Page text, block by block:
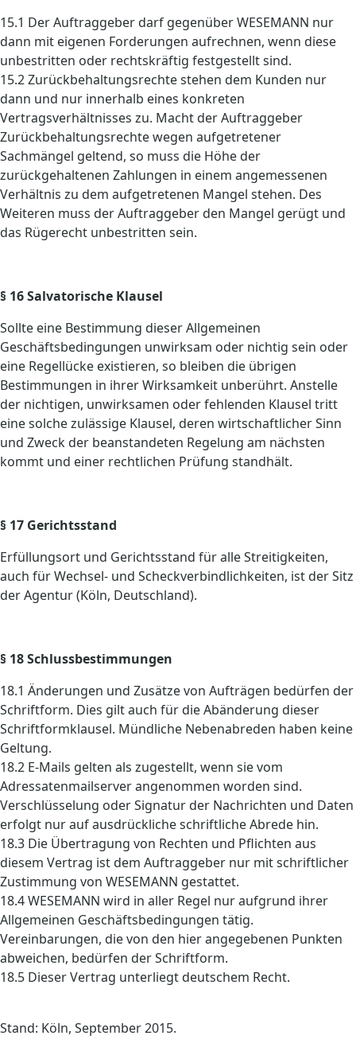
15.1 Der Auftraggeber darf gegenüber WESEMANN nur
dann mit eigenen Forderungen aufrechnen, wenn diese
unbestritten oder rechtskräftig festgestellt sind.
15.2 Zurückbehaltungsrechte stehen dem Kunden nur
dann und nur innerhalb eines konkreten
Vertragsverhältnisses zu. Macht der Auftraggeber
Zurückbehaltungsrechte wegen aufgetretener
Sachmängel geltend, so muss die Höhe der
zurückgehaltenen Zahlungen in einem angemessenen
Verhältnis zu dem aufgetretenen Mangel stehen. Des
Weiteren muss der Auftraggeber den Mangel gerügt und
das Rügerecht unbestritten sein.
§ 16 Salvatorische Klausel
Sollte eine Bestimmung dieser Allgemeinen
Geschäftsbedingungen unwirksam oder nichtig sein oder
eine Regellücke existieren, so bleiben die übrigen
Bestimmungen in ihrer Wirksamkeit unberührt. Anstelle
der nichtigen, unwirksamen oder fehlenden Klausel tritt
eine solche zulässige Klausel, deren wirtschaftlicher Sinn
und Zweck der beanstandeten Regelung am nächsten
kommt und einer rechtlichen Prüfung standhält.
§ 17 Gerichtsstand
Erfüllungsort und Gerichtsstand für alle Streitigkeiten,
auch für Wechsel- und Scheckverbindlichkeiten, ist der Sitz
der Agentur (Köln, Deutschland).
§ 18 Schlussbestimmungen
18.1 Änderungen und Zusätze von Aufträgen bedürfen der
Schriftform. Dies gilt auch für die Abänderung dieser
Schriftformklausel. Mündliche Nebenabreden haben keine
Geltung.
18.2 E-Mails gelten als zugestellt, wenn sie vom
Adressatenmailserver angenommen worden sind.
Verschlüsselung oder Signatur der Nachrichten und Daten
erfolgt nur auf ausdrückliche schriftliche Abrede hin.
18.3 Die Übertragung von Rechten und Pflichten aus
diesem Vertrag ist dem Auftraggeber nur mit schriftlicher
Zustimmung von WESEMANN gestattet.
18.4 WESEMANN wird in aller Regel nur aufgrund ihrer
Allgemeinen Geschäftsbedingungen tätig.
Vereinbarungen, die von den hier angegebenen Punkten
abweichen, bedürfen der Schriftform.
18.5 Dieser Vertrag unterliegt deutschem Recht.
Stand: Köln, September 2015.